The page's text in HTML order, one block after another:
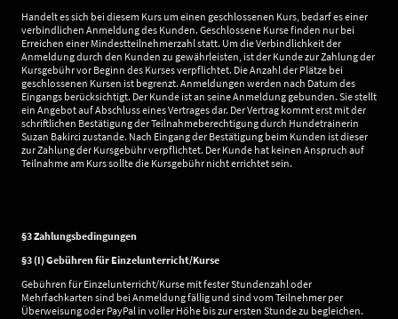
Handelt es sich bei diesem Kurs um einen geschlossenen Kurs, bedarf es einer
verbindlichen Anmeldung des Kunden. Geschlossene Kurse finden nur bei
Erreichen einer Mindestteilnehmerzahl statt. Um die Verbindlichkeit der
Anmeldung durch den Kunden zu gewährleisten, ist der Kunde zur Zahlung der
Kursgebühr vor Beginn des Kurses verpflichtet. Die Anzahl der Plätze bei
geschlossenen Kursen ist begrenzt. Anmeldungen werden nach Datum des
Eingangs berücksichtigt. Der Kunde ist an seine Anmeldung gebunden. Sie stellt
ein Angebot auf Abschluss eines Vertrages dar. Der Vertrag kommt erst mit der
schriftlichen Bestätigung der Teilnahmeberechtigung durch Hundetrainerin
Suzan Bakirci zustande. Nach Eingang der Bestätigung beim Kunden ist dieser
zur Zahlung der Kursgebühr verpflichtet. Der Kunde hat keinen Anspruch auf
Teilnahme am Kurs sollte die Kursgebühr nicht errichtet sein.
§3 Zahlungsbedingungen
§3 (I) Gebühren für Einzelunterricht/Kurse
Gebühren für Einzelunterricht/Kurse mit fester Stundenzahl oder
Mehrfachkarten sind bei Anmeldung fällig und sind vom Teilnehmer per
Überweisung oder PayPal in voller Höhe bis zur ersten Stunde zu begleichen.